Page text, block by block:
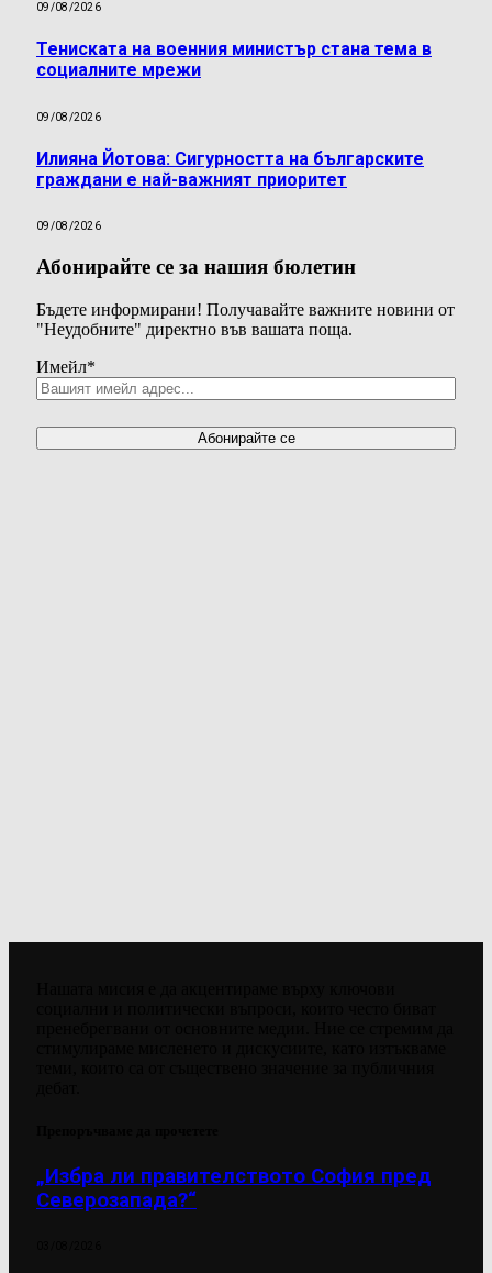
09/08/2026
Тениската на военния министър стана тема в
социалните мрежи
09/08/2026
Илияна Йотова: Сигурността на българските
граждани е най-важният приоритет
09/08/2026
Абонирайте се за нашия бюлетин
Бъдете информирани! Получавайте важните новини от
"Неудобните" директно във вашата поща.
Имейл*
„Избра ли правителството София пред
Северозапада?“